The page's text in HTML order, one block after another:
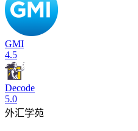
GMI
4.5
Decode
5.0
外汇学苑